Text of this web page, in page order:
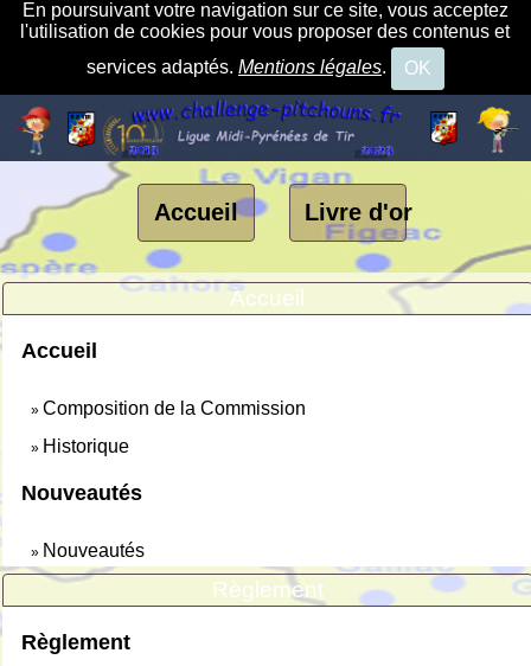
En poursuivant votre navigation sur ce site, vous acceptez
l'utilisation de cookies pour vous proposer des contenus et
services adaptés. Mentions légales. OK
Accueil Livre d'or
Accueil
Accueil
» Composition de la Commission
» Historique
Nouveautés
» Nouveautés
Règlement
Règlement